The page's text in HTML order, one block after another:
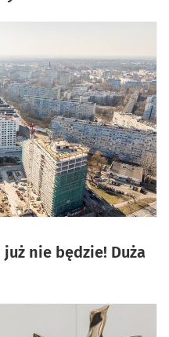
już nie będzie! Duża